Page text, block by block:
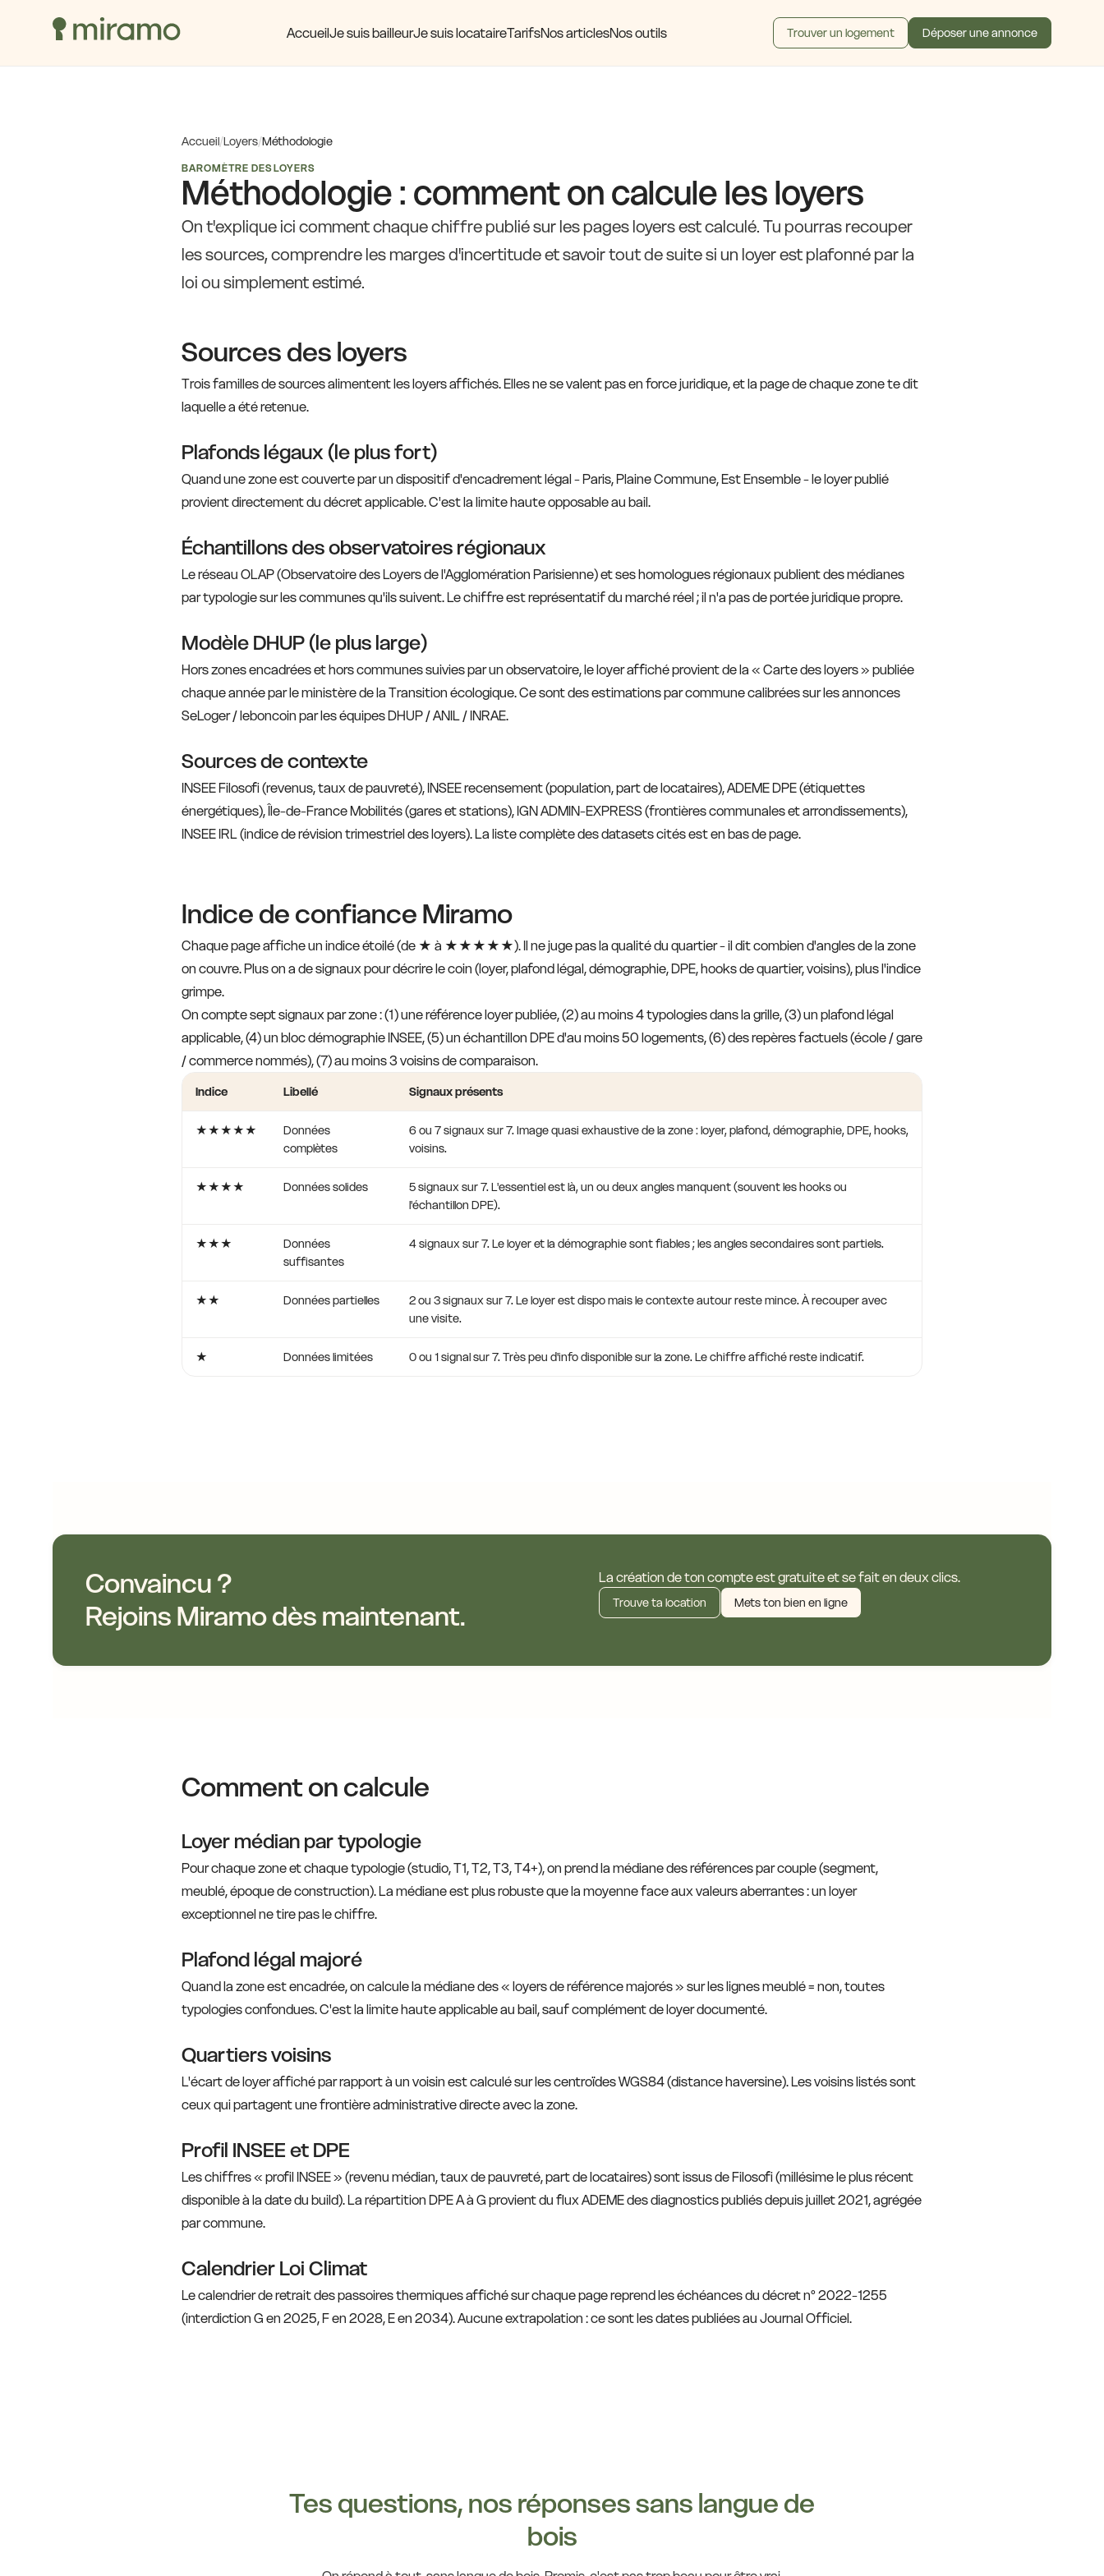
AccueilJe suis bailleurJe suis locataireTarifsNos articlesNos outils Trouver un logement Déposer une annonce
Accueil/Loyers/Méthodologie
BAROMÈTRE DES LOYERS
Méthodologie : comment on calcule les loyers
On t'explique ici comment chaque chiffre publié sur les pages loyers est calculé. Tu pourras recouper
les sources, comprendre les marges d'incertitude et savoir tout de suite si un loyer est plafonné par la
loi ou simplement estimé.
Sources des loyers
Trois familles de sources alimentent les loyers affichés. Elles ne se valent pas en force juridique, et la page de chaque zone te dit
laquelle a été retenue.
Plafonds légaux (le plus fort)
Quand une zone est couverte par un dispositif d'encadrement légal - Paris, Plaine Commune, Est Ensemble - le loyer publié
provient directement du décret applicable. C'est la limite haute opposable au bail.
Échantillons des observatoires régionaux
Le réseau OLAP (Observatoire des Loyers de l'Agglomération Parisienne) et ses homologues régionaux publient des médianes
par typologie sur les communes qu'ils suivent. Le chiffre est représentatif du marché réel ; il n'a pas de portée juridique propre.
Modèle DHUP (le plus large)
Hors zones encadrées et hors communes suivies par un observatoire, le loyer affiché provient de la « Carte des loyers » publiée
chaque année par le ministère de la Transition écologique. Ce sont des estimations par commune calibrées sur les annonces
SeLoger / leboncoin par les équipes DHUP / ANIL / INRAE.
Sources de contexte
INSEE Filosofi (revenus, taux de pauvreté), INSEE recensement (population, part de locataires), ADEME DPE (étiquettes
énergétiques), Île-de-France Mobilités (gares et stations), IGN ADMIN-EXPRESS (frontières communales et arrondissements),
INSEE IRL (indice de révision trimestriel des loyers). La liste complète des datasets cités est en bas de page.
Indice de confiance Miramo
Chaque page affiche un indice étoilé (de ★ à ★★★★★). Il ne juge pas la qualité du quartier - il dit combien d'angles de la zone
on couvre. Plus on a de signaux pour décrire le coin (loyer, plafond légal, démographie, DPE, hooks de quartier, voisins), plus l'indice
grimpe.
On compte sept signaux par zone : (1) une référence loyer publiée, (2) au moins 4 typologies dans la grille, (3) un plafond légal
applicable, (4) un bloc démographie INSEE, (5) un échantillon DPE d'au moins 50 logements, (6) des repères factuels (école / gare
/ commerce nommés), (7) au moins 3 voisins de comparaison.
Indice Libellé Signaux présents
★★★★★
Données
complètes
6 ou 7 signaux sur 7. Image quasi exhaustive de la zone : loyer, plafond, démographie, DPE, hooks,
voisins.
★★★★ Données solides
5 signaux sur 7. L'essentiel est là, un ou deux angles manquent (souvent les hooks ou
l'échantillon DPE).
★★★
Données
suffisantes
4 signaux sur 7. Le loyer et la démographie sont fiables ; les angles secondaires sont partiels.
★★ Données partielles
2 ou 3 signaux sur 7. Le loyer est dispo mais le contexte autour reste mince. À recouper avec
une visite.
★ Données limitées 0 ou 1 signal sur 7. Très peu d'info disponible sur la zone. Le chiffre affiché reste indicatif.
Convaincu ?
Rejoins Miramo dès maintenant.
La création de ton compte est gratuite et se fait en deux clics.
Trouve ta location Mets ton bien en ligne
Comment on calcule
Loyer médian par typologie
Pour chaque zone et chaque typologie (studio, T1, T2, T3, T4+), on prend la médiane des références par couple (segment,
meublé, époque de construction). La médiane est plus robuste que la moyenne face aux valeurs aberrantes : un loyer
exceptionnel ne tire pas le chiffre.
Plafond légal majoré
Quand la zone est encadrée, on calcule la médiane des « loyers de référence majorés » sur les lignes meublé = non, toutes
typologies confondues. C'est la limite haute applicable au bail, sauf complément de loyer documenté.
Quartiers voisins
L'écart de loyer affiché par rapport à un voisin est calculé sur les centroïdes WGS84 (distance haversine). Les voisins listés sont
ceux qui partagent une frontière administrative directe avec la zone.
Profil INSEE et DPE
Les chiffres « profil INSEE » (revenu médian, taux de pauvreté, part de locataires) sont issus de Filosofi (millésime le plus récent
disponible à la date du build). La répartition DPE A à G provient du flux ADEME des diagnostics publiés depuis juillet 2021, agrégée
par commune.
Calendrier Loi Climat
Le calendrier de retrait des passoires thermiques affiché sur chaque page reprend les échéances du décret n° 2022-1255
(interdiction G en 2025, F en 2028, E en 2034). Aucune extrapolation : ce sont les dates publiées au Journal Officiel.
Tes questions, nos réponses sans langue de
bois